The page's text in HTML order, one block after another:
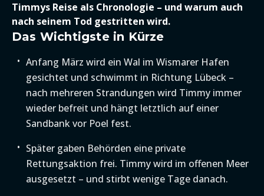
Timmys Reise als Chronologie – und warum auch
nach seinem Tod gestritten wird.
Das Wichtigste in Kürze
Anfang März wird ein Wal im Wismarer Hafen
gesichtet und schwimmt in Richtung Lübeck –
nach mehreren Strandungen wird Timmy immer
wieder befreit und hängt letztlich auf einer
Sandbank vor Poel fest.
Später gaben Behörden eine private
Rettungsaktion frei. Timmy wird im offenen Meer
ausgesetzt – und stirbt wenige Tage danach.